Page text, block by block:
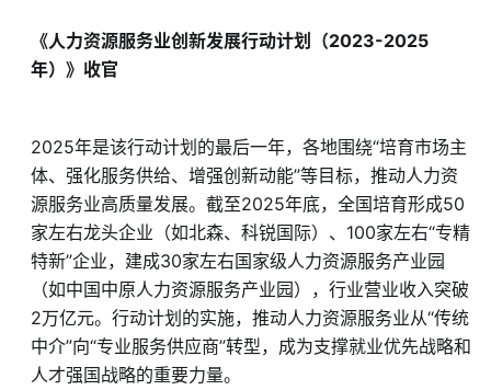
《人力资源服务业创新发展行动计划（2023-2025
年）》收官
2025年是该行动计划的最后一年，各地围绕“培育市场主
体、强化服务供给、增强创新动能”等目标，推动人力资
源服务业高质量发展。截至2025年底，全国培育形成50
家左右龙头企业（如北森、科锐国际）、100家左右“专精
特新”企业，建成30家左右国家级人力资源服务产业园
（如中国中原人力资源服务产业园），行业营业收入突破
2万亿元。行动计划的实施，推动人力资源服务业从“传统
中介”向“专业服务供应商”转型，成为支撑就业优先战略和
人才强国战略的重要力量。